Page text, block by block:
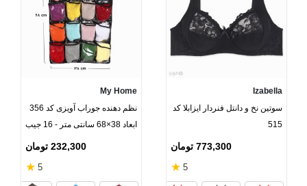
Izabella
سوتین نخ و دانتل فنردار ایزابلا کد
515
773,300 تومان
5
★
My Home
نظم دهنده جوراب آویزی کد 356
ابعاد 38×68 سانتی متر - 16 جیب
232,300 تومان
5
★